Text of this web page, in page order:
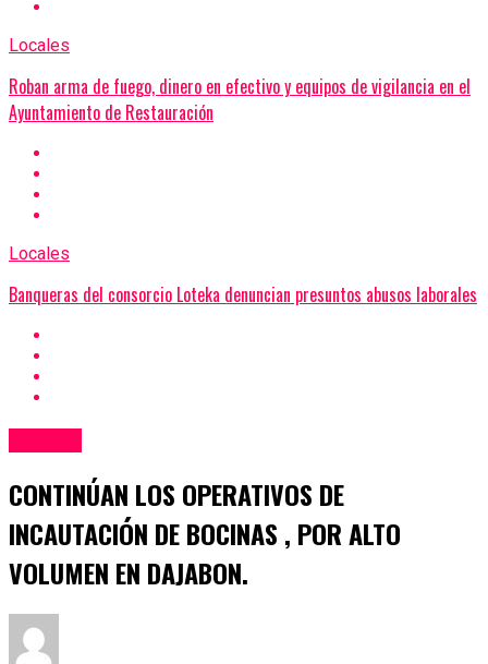
Locales
Roban arma de fuego, dinero en efectivo y equipos de vigilancia en el
Ayuntamiento de Restauración
Locales
Banqueras del consorcio Loteka denuncian presuntos abusos laborales
CONTINÚAN LOS OPERATIVOS DE
INCAUTACIÓN DE BOCINAS , POR ALTO
VOLUMEN EN DAJABON.